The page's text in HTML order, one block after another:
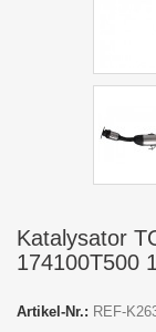
Katalysator
174100T500
Artikel-Nr.: REF-